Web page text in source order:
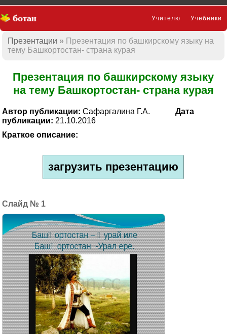
Учебники
Учителю
Презентации
Презентации
Презентация по башкирскому языку на
тему Башкортостан- страна курая
Презентация по башкирскому языку
на тему Башкортостан- страна курая
Автор публикации: Сафаргалина Г.А.
Дата
публикации: 21.10.2016
Краткое описание:
загрузить презентацию
1